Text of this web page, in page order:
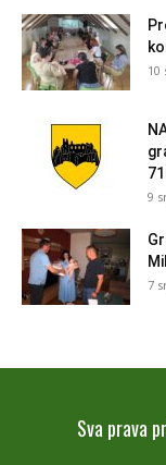
10
9
7
Sva prava